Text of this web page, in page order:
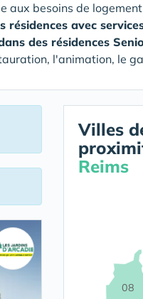
aux besoins de
résidences avec
des résidences
l'animation, le
Villes
Reims
08